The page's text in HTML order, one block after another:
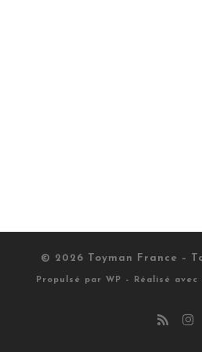
© 2026 Toyman France –
Propulsé par WP – Réalisé avec